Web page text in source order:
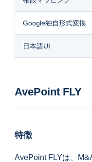
Google独自形式変換
日本語UI
AvePoint FLY
特徴
AvePoint FLYは、